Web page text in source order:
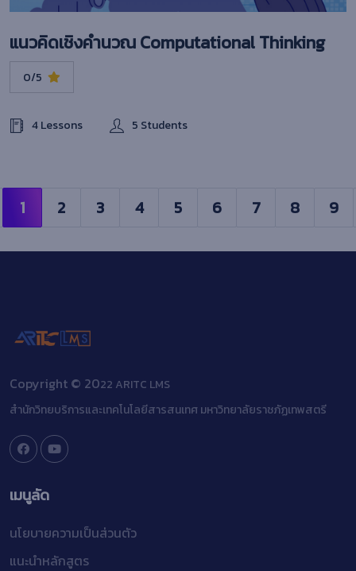
แนวคิดเชิงคำนวณ Computational Thinking
0/5
4 Lessons 5 Students
1 2 3 4 5 6 7 8 9
Copyright © 2022 ARITC LMS
สำนักวิทยบริการและเทคโนโลยีสารสนเทศ มหาวิทยาลัยราชภัฏเทพสตรี
เมนูลัด
นโยบายความเป็นส่วนตัว
แนะนำหลักสูตร